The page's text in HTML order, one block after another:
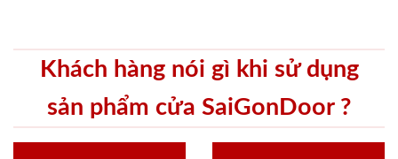
Khách hàng nói gì khi sử dụng
sản phẩm cửa SaiGonDoor ?